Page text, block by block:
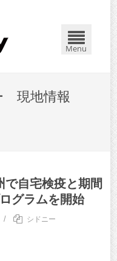
Menu
現地情報
で自宅検疫と期間
グラムを開始
/ シドニー